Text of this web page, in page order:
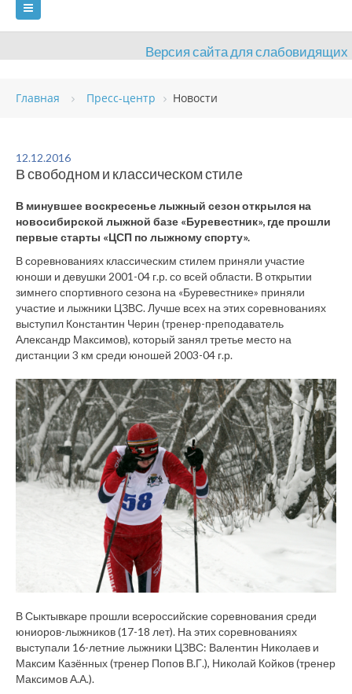
Версия сайта для слабовидящих
ГЛАВНАЯ
ВИДЫ СПОРТА
ОЦЕНКА КАЧЕСТВА ОБРАЗОВАНИЯ ВАКАНСИИ
Главная Пресс-центр Новости
12.12.2016
В свободном и классическом стиле
В минувшее воскресенье лыжный сезон открылся на
новосибирской лыжной базе «Буревестник», где прошли
первые старты «ЦСП по лыжному спорту».
В соревнованиях классическим стилем приняли участие
юноши и девушки 2001-04 г.р. со всей области. В открытии
зимнего спортивного сезона на «Буревестнике» приняли
участие и лыжники ЦЗВС. Лучше всех на этих соревнованиях
выступил Константин Черин (тренер-преподаватель
Александр Максимов), который занял третье место на
дистанции 3 км среди юношей 2003-04 г.р.
В Сыктывкаре прошли всероссийские соревнования среди
юниоров-лыжников (17-18 лет). На этих соревнованиях
выступали 16-летние лыжники ЦЗВС: Валентин Николаев и
Максим Казённых (тренер Попов В.Г.), Николай Койков (тренер
Максимов А.А.).